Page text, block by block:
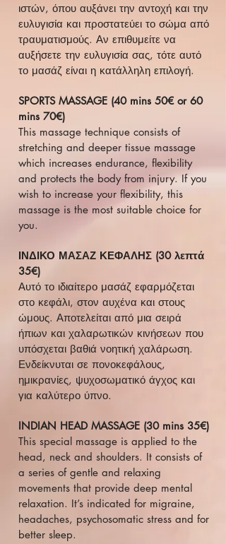
ιστών, όπου αυξάνει την αντοχή και την
ευλυγισία και προστατεύει το σώμα από
τραυματισμούς. Αν επιθυμείτε να
αυξήσετε την ευλυγισία σας, τότε αυτό
το μασάζ είναι η κατάλληλη επιλογή.
SPORTS MASSAGE (40 mins 50€ or 60
mins 70€)
This massage technique consists of
stretching and deeper tissue massage
which increases endurance, flexibility
and protects the body from injury. If you
wish to increase your flexibility, this
massage is the most suitable choice for
you.
ΙΝΔΙΚΟ ΜΑΣΑΖ ΚΕΦΑΛΗΣ (30 λεπτά
35€)
Αυτό το ιδιαίτερο μασάζ εφαρμόζεται
στο κεφάλι, στον αυχένα και στους
ώμους. Αποτελείται από μια σειρά
ήπιων και χαλαρωτικών κινήσεων που
υπόσχεται βαθιά νοητική χαλάρωση.
Ενδείκνυται σε πονοκεφάλους,
ημικρανίες, ψυχοσωματικό άγχος και
για καλύτερο ύπνο.
INDIAN HEAD MASSAGE (30 mins 35€)
This special massage is applied to the
head, neck and shoulders. It consists of
a series of gentle and relaxing
movements that provide deep mental
relaxation. It’s indicated for migraine,
headaches, psychosomatic stress and for
better sleep.